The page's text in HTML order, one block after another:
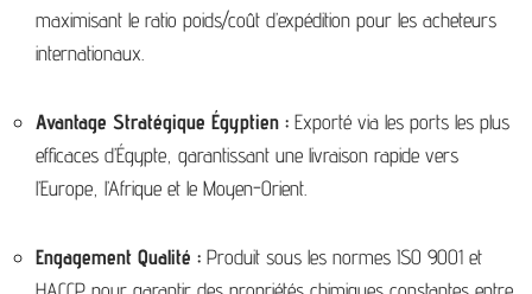
maximisant le ratio poids/coût d’expédition pour les acheteurs
internationaux.
Avantage Stratégique Égyptien : Exporté via les ports les plus
efficaces d’Égypte, garantissant une livraison rapide vers
l’Europe, l’Afrique et le Moyen-Orient.
Engagement Qualité : Produit sous les normes ISO 9001 et